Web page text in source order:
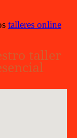
talleres online
taller